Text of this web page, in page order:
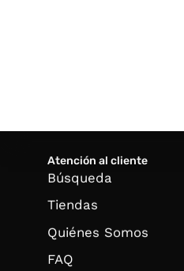
Atención al cliente
Búsqueda
Tiendas
Quiénes Somos
FAQ